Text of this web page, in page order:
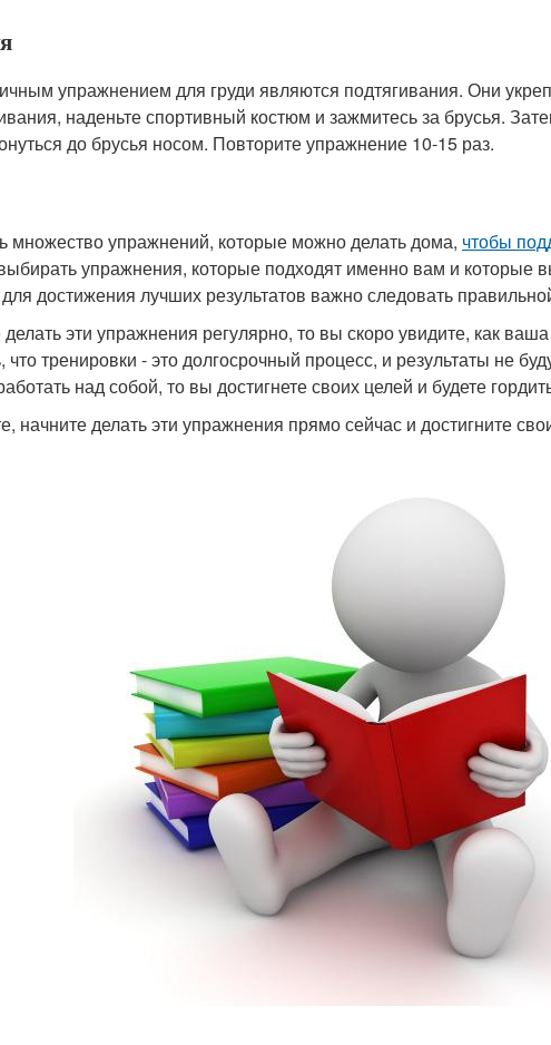
упражнением для груди являются подтягивания. Они
наденьте спортивный костюм и зажмитесь за брусья.
до брусья носом. Повторите упражнение 10-15 раз.
множество упражнений, которые можно делать дома, чтобы
упражнения, которые подходят именно вам и которые
достижения лучших результатов важно следовать
эти упражнения регулярно, то вы скоро увидите, как
тренировки - это долгосрочный процесс, и результаты не
над собой, то вы достигнете своих целей и будете
начните делать эти упражнения прямо сейчас и достигните